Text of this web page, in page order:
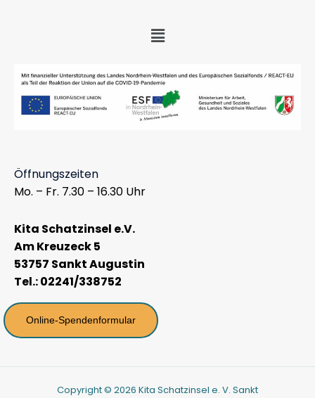
Menü
Öffnungszeiten
Mo. – Fr. 7.30 – 16.30 Uhr
Kita Schatzinsel e.V.
Am Kreuzeck 5
53757 Sankt Augustin
Tel.: 02241/338752
Online-Spendenformular
Copyright © 2026 Kita Schatzinsel e. V. Sankt